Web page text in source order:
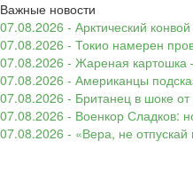
Важные новости
07.08.2026 - Арктический
07.08.2026 - Токио намерен
07.08.2026 - Жареная картошка
07.08.2026 - Американцы
07.08.2026 - Британец в шоке
07.08.2026 - Военкор Сладков:
07.08.2026 - «Вера, не